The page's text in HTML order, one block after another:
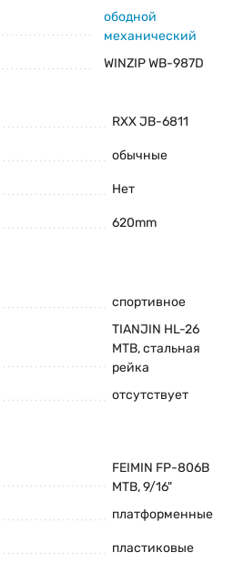
ободной
механический
WINZIP WB-987D
RXX JB-6811
обычные
Нет
620mm
спортивное
TIANJIN HL-26
MTB, стальная
рейка
отсутствует
FEIMIN FP-806B
MTB, 9/16"
платформенные
пластиковые